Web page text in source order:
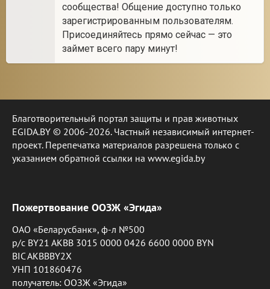
сообщества! Общение доступно только
зарегистрированным пользователям.
Присоединяйтесь прямо сейчас — это
займет всего пару минут!
Благотворительный портал защиты и прав животных
EGIDA.BY © 2006-2026. Частный независимый интернет-
проект. Перепечатка материалов разрешена только с
указанием обратной ссылки на www.egida.by
Пожертвование ООЗЖ «Эгида»
ОАО «Беларусбанк», ф-л №500
р/с BY21 AKBB 3015 0000 0426 6600 0000 BYN
BIC AKBBBY2X
УНП 101860476
получатель: ООЗЖ «Эгида»